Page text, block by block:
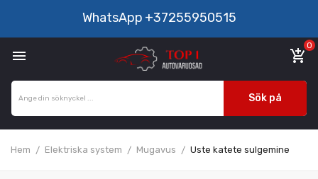
WhatsApp +37255950515
 add_shopping_cart
0
Sök på
Hem Elektriska system Mugavus Uste katete sulgemine